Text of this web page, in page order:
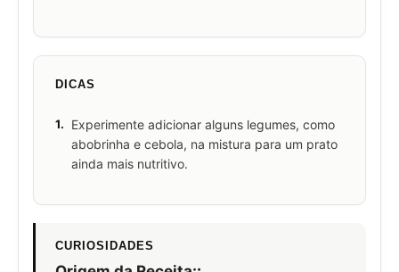
DICAS
1.
Experimente adicionar alguns legumes, como
abobrinha e cebola, na mistura para um prato
ainda mais nutritivo.
CURIOSIDADES